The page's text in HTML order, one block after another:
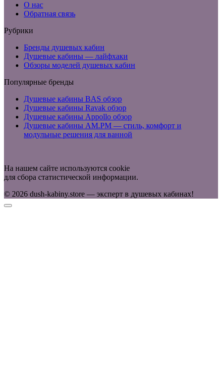
О нас
Обратная связь
Рубрики
Бренды душевых кабин
Душевые кабины — лайфхаки
Обзоры моделей душевых кабин
Популярные бренды
Душевые кабины BAS обзор
Душевые кабины Ravak обзор
Душевые кабины Appollo обзор
Душевые кабины AM.PM — стиль, комфорт и
модульные решения для ванной
На нашем сайте используются cookie
для сбора статистической информации.
© 2026 dush-kabiny.store — эксперт в душевых кабинах!